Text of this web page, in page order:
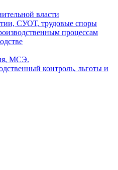
власти
СУОТ, трудовые споры
процессам
МСЭ.
контроль, льготы и